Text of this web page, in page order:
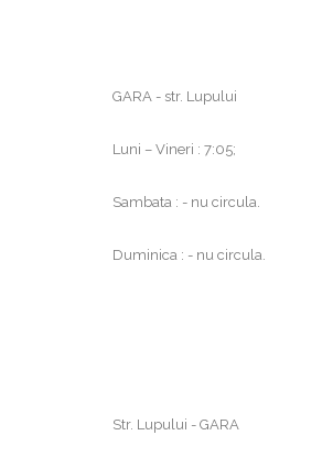
GARA - str. Lupului
Luni – Vineri : 7:05;
Sambata : - nu circula.
Duminica : - nu circula.
Str. Lupului - GARA